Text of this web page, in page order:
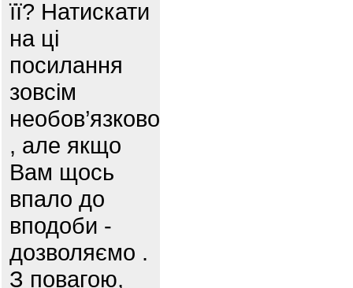
її? Натискати
на ці
посилання
зовсім
необов’язково
, але якщо
Вам щось
впало до
вподоби -
дозволяємо .
З повагою,